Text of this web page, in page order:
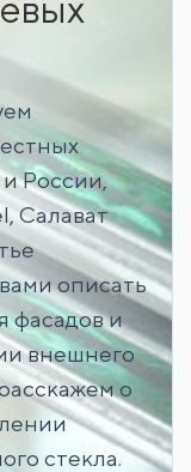
России,
Салават
описать
фасадов и
внешнего
о
стекла.